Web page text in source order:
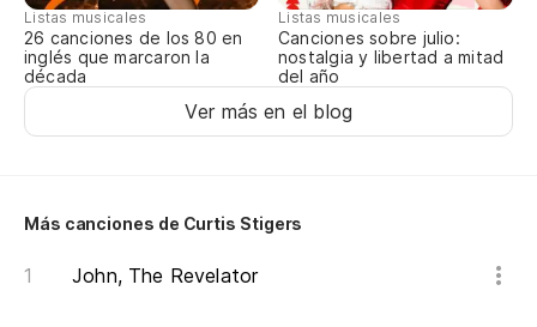
Listas musicales
26 canciones de los 80 en
inglés que marcaron la
década
Listas musicales
Canciones sobre julio:
nostalgia y libertad a mitad
del año
Ver más en el blog
Más canciones de Curtis Stigers
John, The Revelator